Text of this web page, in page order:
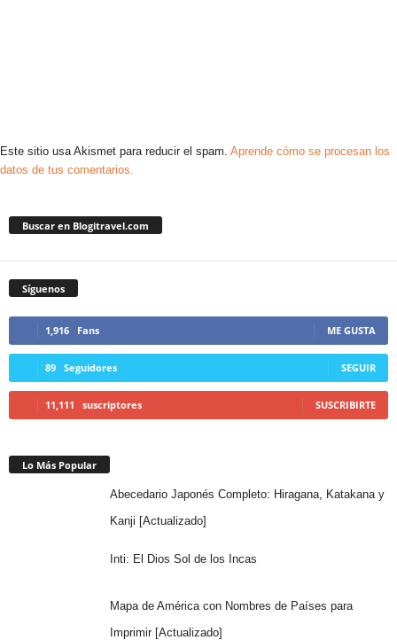
Este sitio usa Akismet para reducir el spam. Aprende cómo se procesan los
datos de tus comentarios.
Buscar en Blogitravel.com
Síguenos
1,916 Fans ME GUSTA
89 Seguidores SEGUIR
11,111 suscriptores SUSCRIBIRTE
Lo Más Popular
Abecedario Japonés Completo: Hiragana, Katakana y
Kanji [Actualizado]
Inti: El Dios Sol de los Incas
Mapa de América con Nombres de Países para
Imprimir [Actualizado]